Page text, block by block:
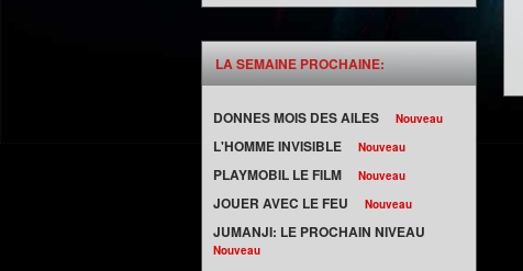
LA SEMAINE PROCHAINE:
DONNES MOIS DES AILES Nouveau
L'HOMME INVISIBLE Nouveau
PLAYMOBIL LE FILM Nouveau
JOUER AVEC LE FEU Nouveau
JUMANJI: LE PROCHAIN NIVEAU
Nouveau